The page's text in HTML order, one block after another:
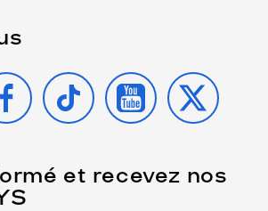
TIKTOK YOUTUBE
X
et recevez nos